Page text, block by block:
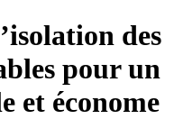
des
pour un
et économe